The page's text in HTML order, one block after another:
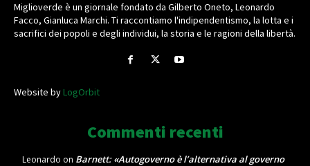
Miglioverde è un giornale fondato da Gilberto Oneto, Leonardo
Facco, Gianluca Marchi. Ti raccontiamo l'indipendentismo, la lotta e i
sacrifici dei popoli e degli individui, la storia e le ragioni della libertà.
Website byLogOrbit
Commenti recenti
Leonardo on Barnett: «Autogoverno è l’alternativa al governo